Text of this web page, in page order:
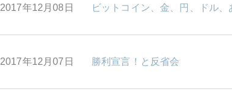
2017年12月08日 ビットコイン、金、円、ドル、
2017年12月07日 勝利宣言！と反省会